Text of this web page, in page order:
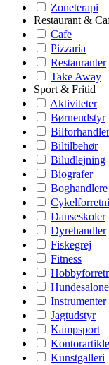
Zoneterapi
Restaurant &
Cafe
Pizzaria
Restauranter
Take Away
Sport & Fritid
Aktiviteter
Børneudstyr
Bilforhandler
Biltilbehør
Biludlejning
Biografer
Boghandlere
Danseskoler
Dyrehandler
Fiskegrej
Fitness
Instrumenter
Jagtudstyr
Kampsport
Kunstgalleri